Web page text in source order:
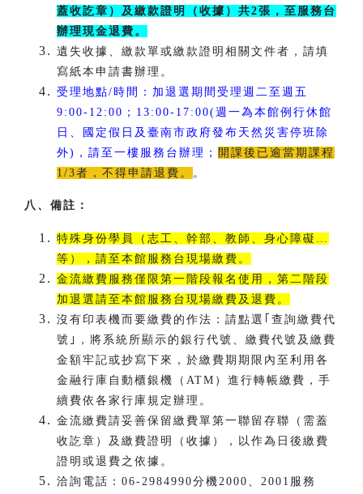
蓋收訖章）及繳款證明（收據）共2張，至服務台
辦理現金退費。
遺失收據、繳款單或繳款證明相關文件者，請填
寫紙本申請書辦理。
受理地點/時間：加退選期間受理週二至週五
9:00-12:00；13:00-17:00(週一為本館例行休館
日、國定假日及臺南市政府發布天然災害停班除
外)，請至一樓服務台辦理；
開課後已逾當期課程
1/3者，不得申請退費。
。
八、備註：
特殊身份學員（志工、幹部、教師、身心障礙…
等），請至本館服務台現場繳費。
金流繳費服務僅限第一階段報名使用，第二階段
加退選請至本館服務台現場繳費及退費。
沒有印表機而要繳費的作法：請點選｢查詢繳費代
號｣，將系統所顯示的銀行代號、繳費代號及繳費
金額牢記或抄寫下來，於繳費期期限內至利用各
金融行庫自動櫃銀機（ATM）進行轉帳繳費，手
續費依各家行庫規定辦理。
金流繳費請妥善保留繳費單第一聯留存聯（需蓋
收訖章）及繳費證明（收據），以作為日後繳費
證明或退費之依據。
洽詢電話：06-2984990分機2000、2001服務